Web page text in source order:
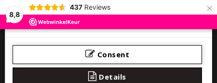
8,8
437 Reviews ×
Consent
Details